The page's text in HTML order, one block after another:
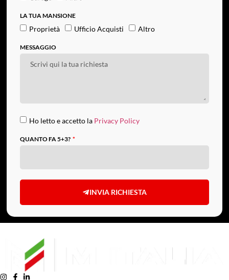
LA TUA MANSIONE
Proprietà Ufficio Acquisti Altro
MESSAGGIO
Ho letto e accetto la Privacy Policy
QUANTO FA 5+3?
INVIA RICHIESTA